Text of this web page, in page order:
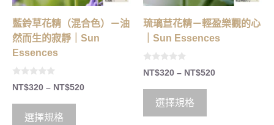
藍鈴草花精（混合色）－油
然而生的寂靜｜Sun
Essences
0
o
t
NT$320 – NT$520
選擇規格
琉璃苣花精－輕盈樂觀的心
｜Sun Essences
0
o
t
5
NT$320 – NT$520
選擇規格